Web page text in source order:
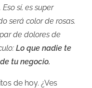
sí, es super
será color de rosas.
de dolores de
Lo que nadie te
tu negocio.
de hoy. ¿Ves